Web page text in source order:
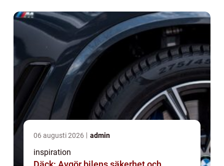
06 augusti 2026 admin
inspiration